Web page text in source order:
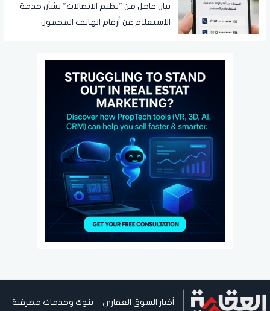
بيان عاجل من "نظيم الاتصالات" بشأن خدمة
الاستعلام عن أرقام الهاتف المحمول
أخبار السوق العقاري بنوك وخدمات مصرفية